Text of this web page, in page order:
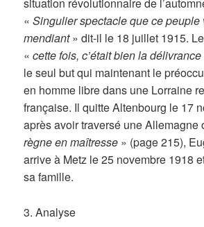
situation révolutionnaire de
«Singulier spectacle que ce peuple
mendiant» dit-il le 18 juillet 1915.
«cette fois, c’était bien la délivrance
le seul but qui maintenant le
en homme libre dans une Lorraine
française. Il quitte Altenbourg le 17
après avoir traversé une
règne en maîtresse » (page 215),
arrive à Metz le 25 novembre 1918
sa famille.
3. Analyse